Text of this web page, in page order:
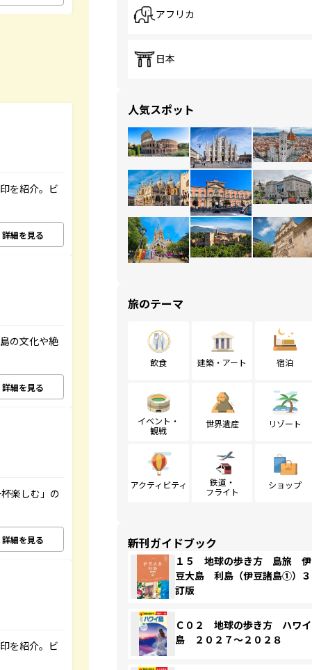
を紹介。ビ
詳細を見る
の文化や絶
詳細を見る
楽しむ」の
詳細を見る
を紹介。ビ
アフリカ
日本
人気スポット
旅のテーマ
飲食 建築・アート 宿泊
イベント・
観戦
世界遺産 リゾート
アクティビティ
鉄道・
フライト
ショップ
新刊ガイドブック
１５ 地球の歩き方 島旅 伊
豆大島 利島（伊豆諸島①）３
訂版
Ｃ０２ 地球の歩き方 ハワイ
島 ２０２７～２０２８